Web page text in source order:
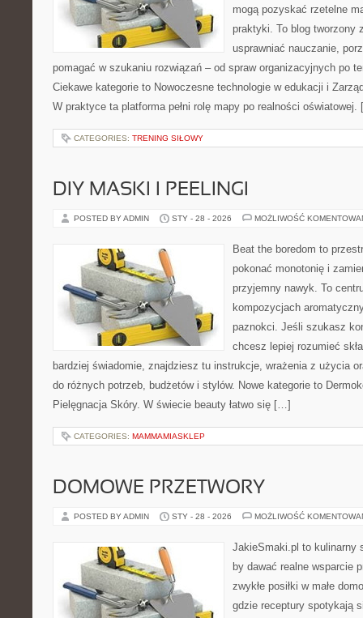
mogą pozyskać rzetelne
praktyki. To blog tworzony
usprawniać nauczanie,
pomagać w szukaniu rozwiązań – od spraw organizacyjnych po
Ciekawe kategorie to Nowoczesne technologie w edukacji i
W praktyce ta platforma pełni rolę mapy po realności
CATEGORIES: TRENING SIŁOWY
DIY MASKI I PEELINGI
POSTED BY ADMIN STY - 28 - 2026 MOŻLIWOŚĆ
Beat the boredom to
pokonać monotonię i
przyjemny nawyk. To
kompozycjach
paznokci. Jeśli szukasz
chcesz lepiej rozumieć
bardziej świadomie, znajdziesz tu instrukcje, wrażenia z użycia
do różnych potrzeb, budżetów i stylów. Nowe kategorie to
Pielęgnacja Skóry. W świecie beauty łatwo się […]
CATEGORIES: MAMMAMIASKLEP
DOMOWE PRZETWORY
POSTED BY ADMIN STY - 28 - 2026 MOŻLIWOŚĆ
JakieSmaki.pl to kulinarny
by dawać realne wsparcie
zwykłe posiłki w małe
gdzie receptury spotykają